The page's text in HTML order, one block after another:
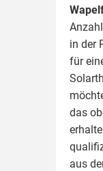
in der
für
das
aus